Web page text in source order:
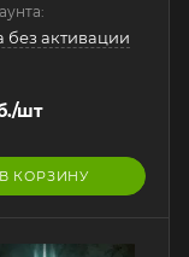
без активации
/шт
В КОРЗИНУ